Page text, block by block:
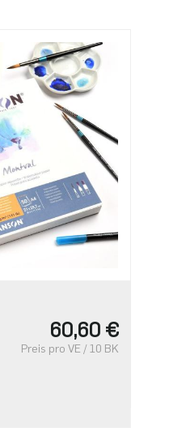
60,60 €
Preis pro VE / 10 BK